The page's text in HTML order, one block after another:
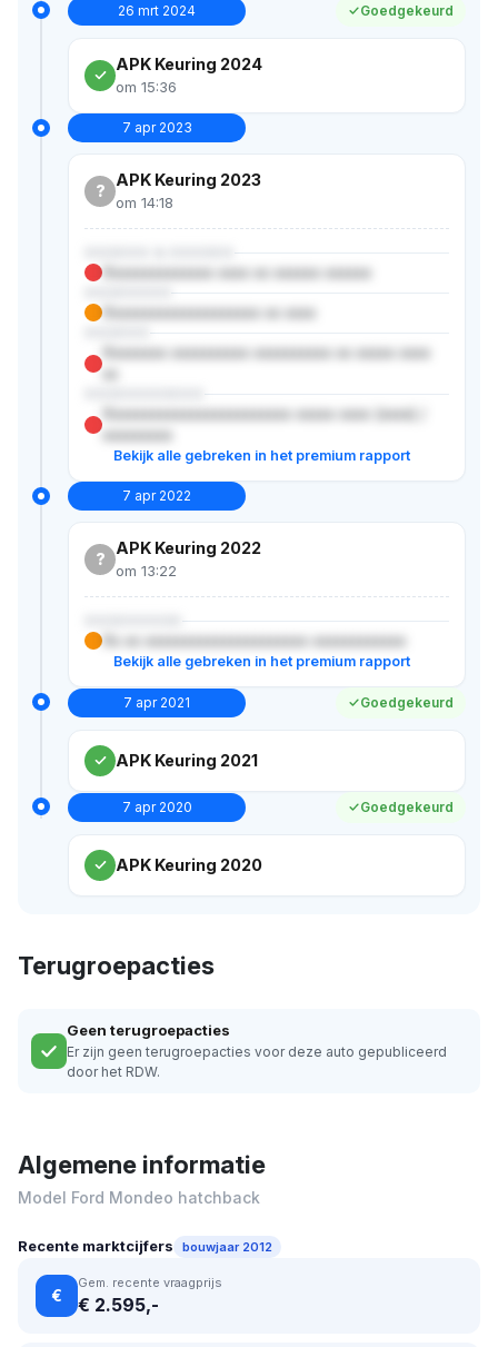
26 mrt 2024 Goedgekeurd
APK Keuring 2024
om 15:36
7 apr 2023
?
APK Keuring 2023
om 14:18
XXXXXX & XXXXXX
Xxxxxxxxxxxxxx xxxx xx xxxxxx xxxxxx
Xxxxxxxxxxxxxxxxxxxx xx xxxx
Xxxxxxxx xxxxxxxxxx xxxxxxxxxx xx xxxxx xxxx
Xxxxxxxxxxxxxxxxxxxxxxxx xxxxx xxxx (xxxx) /
Bekijk alle gebreken in het premium rapport
7 apr 2022
?
APK Keuring 2022
om 13:22
XXXXXXXXX
Xx xx xxxxxxxxxxxxxxxxxxxxx xxxxxxxxxxxx
Bekijk alle gebreken in het premium rapport
7 apr 2021 Goedgekeurd
APK Keuring 2021
7 apr 2020 Goedgekeurd
APK Keuring 2020
Terugroepacties
Geen terugroepacties
Er zijn geen terugroepacties voor deze auto gepubliceerd
door het RDW.
Algemene informatie
Model Ford Mondeo hatchback
Recente marktcijfers bouwjaar 2012
€
Gem. recente vraagprijs
€ 2.595,-